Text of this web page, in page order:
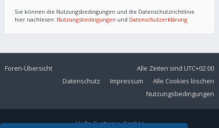
Sie können die Nutzungsbedingungen und die Datenschutzrichtlinie
hier nachlesen: Nutzungsbedingungen und Datenschutzerklärung
Foren-Übersicht Alle Zeiten sind UTC+02:00
Alle Cookies löschen
Impressum
Datenschutz
Nutzungsbedingungen
Volla Systeme GmbH